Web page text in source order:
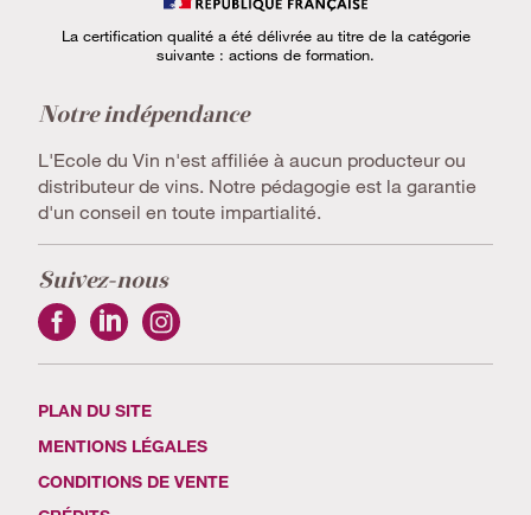
La certification qualité a été délivrée au titre de la catégorie
suivante : actions de formation.
Notre indépendance
L'Ecole du Vin n'est affiliée à aucun producteur ou
distributeur de vins. Notre pédagogie est la garantie
d'un conseil en toute impartialité.
Suivez-nous
PLAN DU SITE
MENTIONS LÉGALES
CONDITIONS DE VENTE